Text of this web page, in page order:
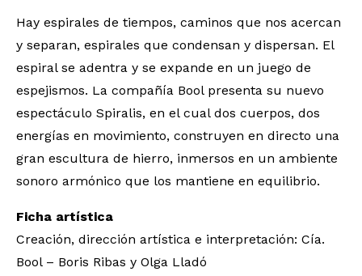
Hay espirales de tiempos, caminos que nos acercan
y separan, espirales que condensan y dispersan. El
espiral se adentra y se expande en un juego de
espejismos. La compañía Bool presenta su nuevo
espectáculo Spiralis, en el cual dos cuerpos, dos
energías en movimiento, construyen en directo una
gran escultura de hierro, inmersos en un ambiente
sonoro armónico que los mantiene en equilibrio.
Ficha artística
Creación, dirección artística e interpretación: Cía.
Bool – Boris Ribas y Olga Lladó